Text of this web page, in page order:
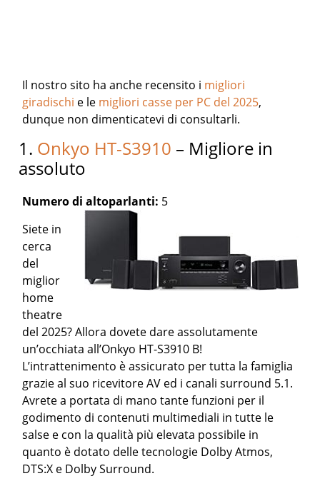
Il nostro sito ha anche recensito i migliori
giradischi e le migliori casse per PC del 2025,
dunque non dimenticatevi di consultarli.
1. Onkyo HT-S3910 – Migliore in
assoluto
Numero di altoparlanti: 5
Siete in
cerca
del
miglior
home
theatre
del 2025? Allora dovete dare assolutamente
un’occhiata all’Onkyo HT-S3910 B!
L’intrattenimento è assicurato per tutta la famiglia
grazie al suo ricevitore AV ed i canali surround 5.1.
Avrete a portata di mano tante funzioni per il
godimento di contenuti multimediali in tutte le
salse e con la qualità più elevata possibile in
quanto è dotato delle tecnologie Dolby Atmos,
DTS:X e Dolby Surround.